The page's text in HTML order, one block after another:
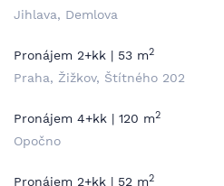
Jihlava, Demlova
Pronájem 2+kk | 53 m2
Praha, Žižkov, Štítného 202
Pronájem 4+kk | 120 m2
Opočno
Pronájem 2+kk | 52 m2